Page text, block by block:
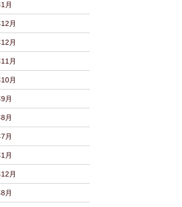
月
月
月
月
月
月
月
月
月
月
月